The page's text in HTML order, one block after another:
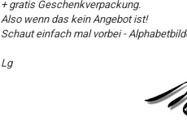
+ gratis Geschenkverpackung.
Also wenn das kein Angebot ist!
Schaut einfach mal vorbei -
Lg